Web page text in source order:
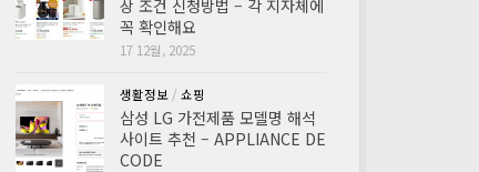
상 조건 신청방법 – 각 지자체에
꼭 확인해요
17 12월, 2025
생활정보 / 쇼핑
삼성 LG 가전제품 모델명 해석
사이트 추천 – APPLIANCE DE
CODE